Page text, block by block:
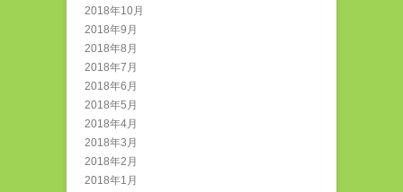
2018年10月
2018年9月
2018年8月
2018年7月
2018年6月
2018年5月
2018年4月
2018年3月
2018年2月
2018年1月